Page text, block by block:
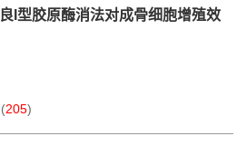
I型胶原酶消法对成骨细胞增殖效
(205)